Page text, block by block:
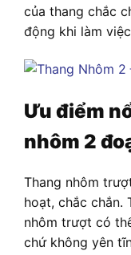
của thang chắc
động khi làm
Ưu điểm
nhôm 2
Thang nhôm
hoạt, chắc chắn.
nhôm trượt có
chứ không yên